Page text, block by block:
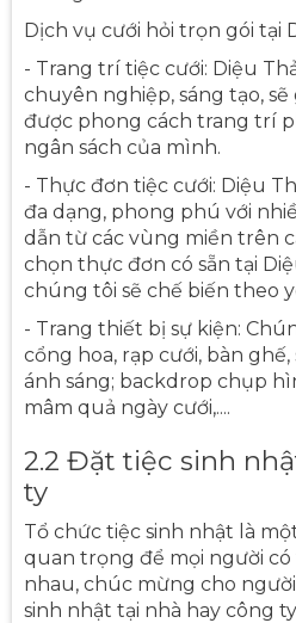
Dịch vụ cưới hỏi trọn gói tại
- Trang trí tiệc cưới: Diệu
chuyên nghiệp, sáng tạo,
được phong cách trang trí
ngân sách của mình.
- Thực đơn tiệc cưới: Diệu
đa dạng, phong phú với
dẫn từ các vùng miền trên
chọn thực đơn có sẵn tại
chúng tôi sẽ chế biến theo
- Trang thiết bị sự kiện:
cổng hoa, rạp cưới, bàn
ánh sáng; backdrop chụp
mâm quả ngày cưới,....
2.2 Đặt tiệc sinh
ty
Tổ chức tiệc sinh nhật là
quan trọng để mọi người
nhau, chúc mừng cho
sinh nhật tại nhà hay công